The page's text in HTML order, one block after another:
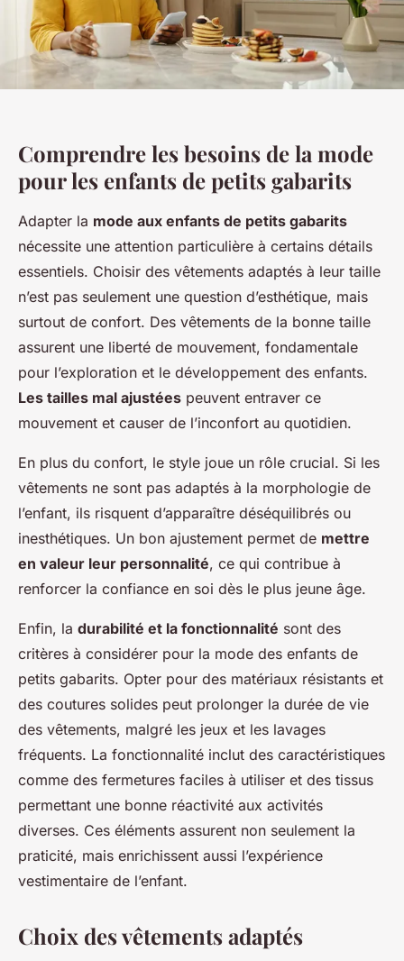
Comprendre les besoins de la mode
pour les enfants de petits gabarits
Adapter la mode aux enfants de petits gabarits
nécessite une attention particulière à certains détails
essentiels. Choisir des vêtements adaptés à leur taille
n’est pas seulement une question d’esthétique, mais
surtout de confort. Des vêtements de la bonne taille
assurent une liberté de mouvement, fondamentale
pour l’exploration et le développement des enfants.
Les tailles mal ajustées peuvent entraver ce
mouvement et causer de l’inconfort au quotidien.
En plus du confort, le style joue un rôle crucial. Si les
vêtements ne sont pas adaptés à la morphologie de
l’enfant, ils risquent d’apparaître déséquilibrés ou
inesthétiques. Un bon ajustement permet de mettre
en valeur leur personnalité, ce qui contribue à
renforcer la confiance en soi dès le plus jeune âge.
Enfin, la durabilité et la fonctionnalité sont des
critères à considérer pour la mode des enfants de
petits gabarits. Opter pour des matériaux résistants et
des coutures solides peut prolonger la durée de vie
des vêtements, malgré les jeux et les lavages
fréquents. La fonctionnalité inclut des caractéristiques
comme des fermetures faciles à utiliser et des tissus
permettant une bonne réactivité aux activités
diverses. Ces éléments assurent non seulement la
praticité, mais enrichissent aussi l’expérience
vestimentaire de l’enfant.
Choix des vêtements adaptés